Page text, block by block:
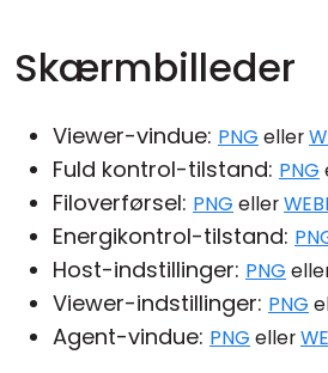
Skærmbilleder
Viewer-vindue: PNG eller
Fuld kontrol-tilstand: PNG
Filoverførsel: PNG eller
Energikontrol-tilstand:
Host-indstillinger: PNG
Viewer-indstillinger: PNG
Agent-vindue: PNG eller